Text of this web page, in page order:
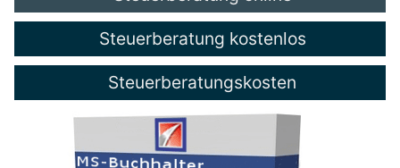
Steuerberatung kostenlos
Steuerberatungskosten